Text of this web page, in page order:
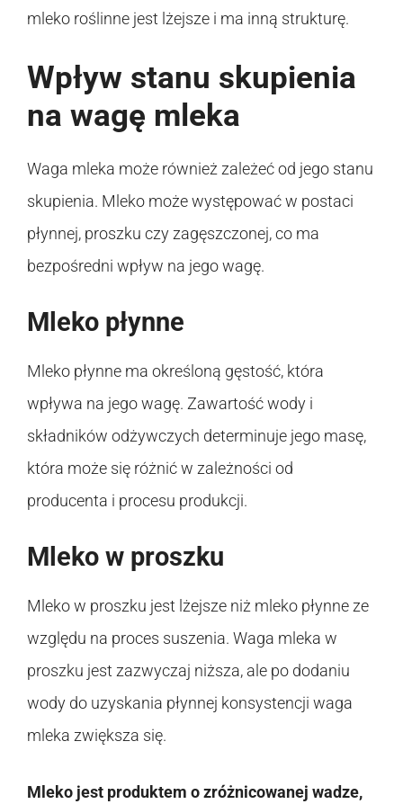
mleko roślinne jest lżejsze i ma inną strukturę.
Wpływ stanu skupienia
na wagę mleka
Waga mleka może również zależeć od jego stanu
skupienia. Mleko może występować w postaci
płynnej, proszku czy zagęszczonej, co ma
bezpośredni wpływ na jego wagę.
Mleko płynne
Mleko płynne ma określoną gęstość, która
wpływa na jego wagę. Zawartość wody i
składników odżywczych determinuje jego masę,
która może się różnić w zależności od
producenta i procesu produkcji.
Mleko w proszku
Mleko w proszku jest lżejsze niż mleko płynne ze
względu na proces suszenia. Waga mleka w
proszku jest zazwyczaj niższa, ale po dodaniu
wody do uzyskania płynnej konsystencji waga
mleka zwiększa się.
Mleko jest produktem o zróżnicowanej wadze,